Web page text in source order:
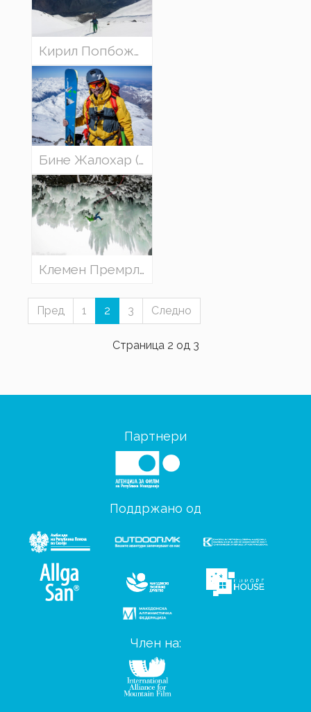
Кирил Попбожиков (Бугарија) - ТУРНО И ФРИРАЈД СКИЈАЊЕ во бугарските планини
Бине Жалохар (Словенија) со презентација: НЕДОПРЕНОТО
Клемен Премрл (Словенија) - МИНЛИВ МРАЗ
Пред 1 2 3 Следно
Страница 2 од 3
Партнери
Поддржано од
Член на: